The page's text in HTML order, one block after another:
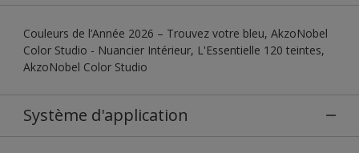
Couleurs de l’Année 2026 – Trouvez votre bleu, AkzoNobel
Color Studio - Nuancier Intérieur, L'Essentielle 120 teintes,
AkzoNobel Color Studio
Système d'application